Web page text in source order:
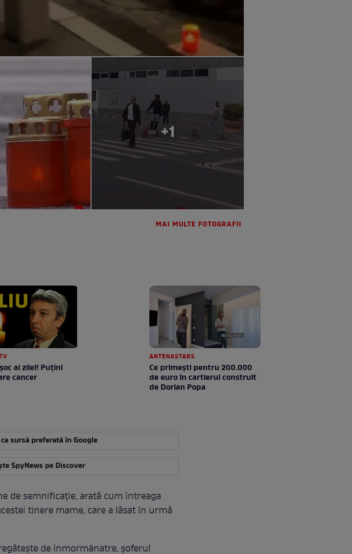
+1
MAI MULTE FOTOGRAFII
al zilei! Puţini
cancer
ANTENASTARS
Ce primești pentru 200.000
de euro în cartierul construit
de Dorian Popa
sursă preferată în Google
SpyNews pe Discover
de semnificație, arată cum întreaga
tinere mame, care a lăsat în urmă
de înmormânatre, șoferul